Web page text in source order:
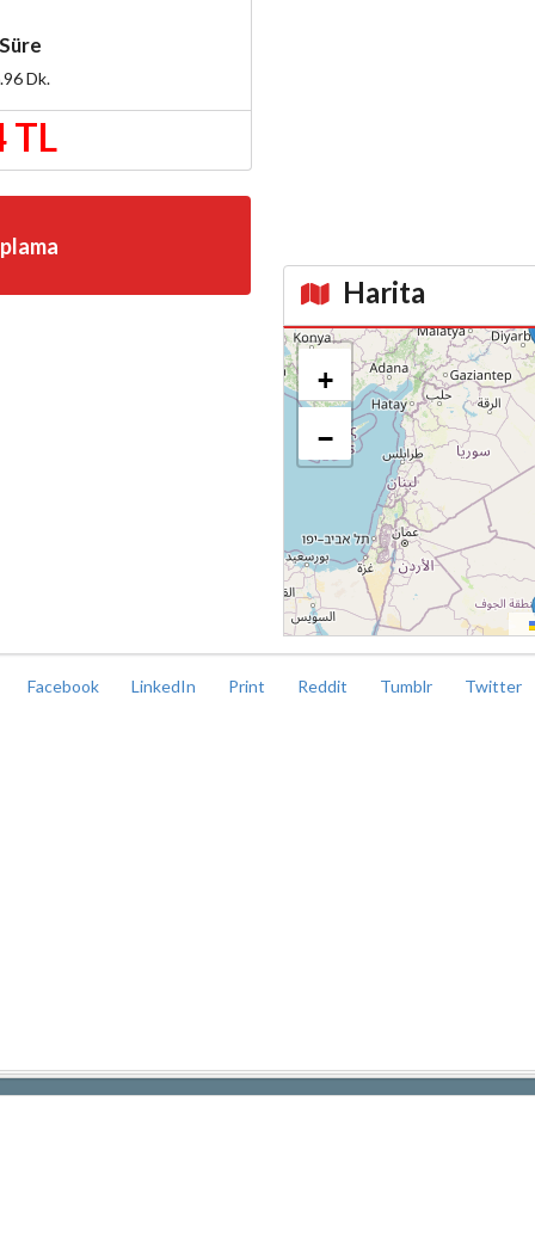
Süre
Dk.
TL
Harita
Kroki
+
−
Facebook LinkedIn Print Reddit Tumblr Twitter